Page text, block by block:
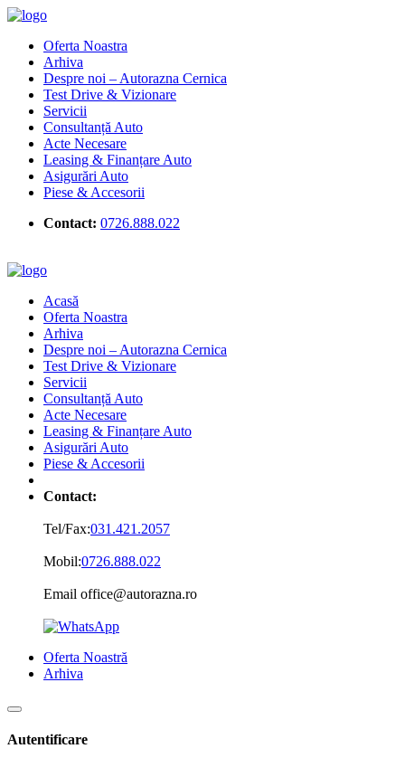
Oferta Noastra
Arhiva
Despre noi – Autorazna Cernica
Test Drive & Vizionare
Servicii
Consultanță Auto
Acte Necesare
Leasing & Finanțare Auto
Asigurări Auto
Piese & Accesorii
Contact: 0726.888.022
Acasă
Oferta Noastra
Arhiva
Despre noi – Autorazna Cernica
Test Drive & Vizionare
Servicii
Consultanță Auto
Acte Necesare
Leasing & Finanțare Auto
Asigurări Auto
Piese & Accesorii
Contact:
Tel/Fax:031.421.2057
Mobil:0726.888.022
Email office@autorazna.ro
Oferta Noastră
Arhiva
Autentificare